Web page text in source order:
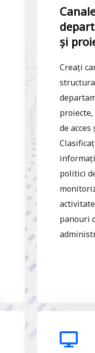
și
Creați
de
politici
panouri